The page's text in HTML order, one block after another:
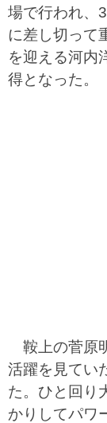
場で行われ、
に差し切って
を迎える河内
得となった。
鞍上の菅原
活躍を見てい
た。ひと回り
かりしてパワ